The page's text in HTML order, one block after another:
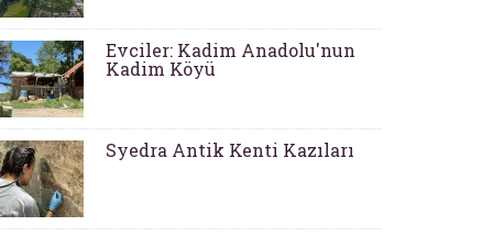
Evciler: Kadim Anadolu'nun
Kadim Köyü
Syedra Antik Kenti Kazıları